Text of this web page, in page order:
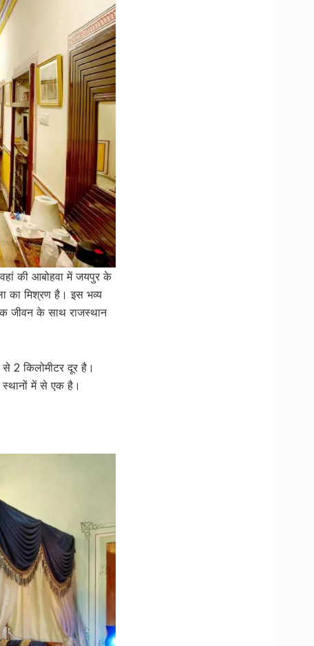
की आबोहवा में जयपुर के
का मिश्रण है। इस भव्य
जीवन के साथ राजस्थान
2 किलोमीटर दूर है।
में से एक है।